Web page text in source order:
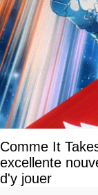
Comme It
excellente
d'y jouer